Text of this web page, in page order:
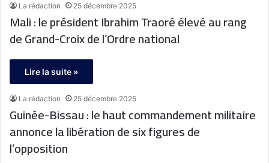
La rédaction 25 décembre 2025
Mali : le président Ibrahim Traoré élevé au rang
de Grand-Croix de l’Ordre national
Lire la suite »
La rédaction 25 décembre 2025
Guinée-Bissau : le haut commandement militaire
annonce la libération de six figures de
l’opposition